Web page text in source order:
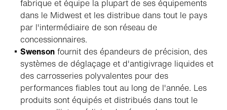
fabrique et équipe la plupart de ses équipements
dans le Midwest et les distribue dans tout le pays
par l'intermédiaire de son réseau de
concessionnaires.
Swenson fournit des épandeurs de précision, des
systèmes de déglaçage et d'antigivrage liquides et
des carrosseries polyvalentes pour des
performances fiables tout au long de l'année. Les
produits sont équipés et distribués dans tout le